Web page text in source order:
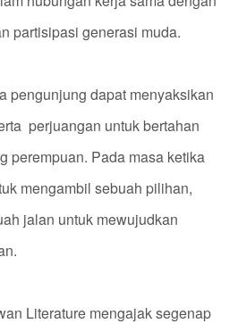
partisipasi generasi muda.
pengunjung dapat menyaksikan
perjuangan untuk bertahan
perempuan. Pada masa ketika
mengambil sebuah pilihan,
jalan untuk mewujudkan
Literature mengajak segenap